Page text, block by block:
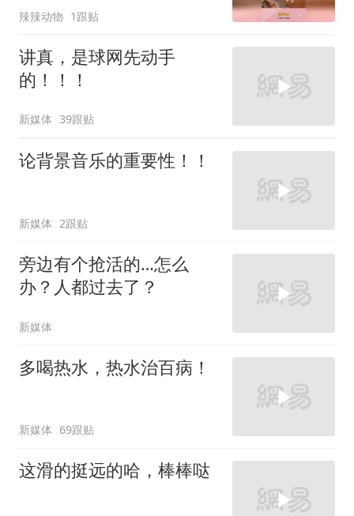
辣辣动物 1跟贴
讲真，是球网先动手
的！！！
新媒体 39跟贴
论背景音乐的重要性！！
新媒体 2跟贴
旁边有个抢活的…怎么
办？人都过去了？
新媒体
多喝热水，热水治百病！
新媒体 69跟贴
这滑的挺远的哈，棒棒哒